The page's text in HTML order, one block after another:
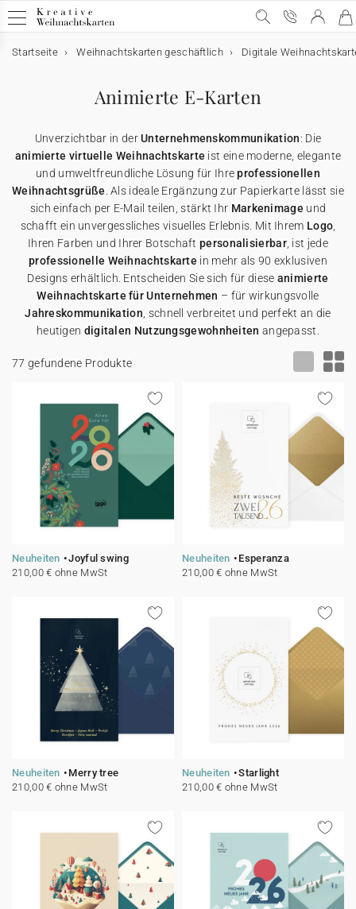
Geschäftliche Weihnachtskarten
Geschäftliche Weihnachtskarten
Alle geschäftlichen Weihnachtskarten
Lustige Weihnachtskarten
Weihnachtliche Karten
Originelle Weihnachtskarten
Karten mit Blumensamen
★ Gratis Musterkarten
★ Angebot anfragen
E-Karten
Weihnachtskarten-Video
Weihnachtskarten-Video Premium
Weihnachtskarten mit Schokolade
Alle Weihnachtskarten mit Schokolade
Schokoladentafel
Karte mit zwei Schokoladen
★ Gratis Musterkarten
★ Angebot anfragen
Werbeartikel für Unternehmen
Werbeartikel für Unternehmen
Alle Werbeartikel
Einwegkameras
Geschenkgutscheine
Danksagungskarten
Postkarten
Thekenaufsteller
Aufkleber
Startseite Weihnachtskarten geschäftlich Digitale
Animierte E-Karten
Unverzichtbar in derUnternehmenskommunikation: Die
animierte virtuelle Weihnachtskarte ist eine moderne, elegante
und umweltfreundliche Lösung für Ihreprofessionellen
Weihnachtsgrüße . Als ideale Ergänzung zur Papierkarte lässt sie
sich einfach per E-Mail teilen, stärkt Ihr Markenimage und
schafft ein unvergessliches visuelles Erlebnis. Mit Ihrem Logo
Ihren Farben und Ihrer Botschaftpersonalisierbar, ist jede
professionelle Weihnachtskarte in mehr als 90 exklusiven
Designs erhältlich. Entscheiden Sie sich für diese animierte
Weihnachtskarte für Unternehmen – für wirkungsvolle
Jahreskommunikation , schnell verbreitet und perfekt an die
heutigen digitalen Nutzungsgewohnheiten angepasst.
77 gefundene Produkte
Neuheiten
Joyful swing
210,00 € ohne MwSt
Neuheiten
Esperanza
210,00 € ohne MwSt
Neuheiten
Merry tree
210,00 € ohne MwSt
Neuheiten
Starlight
210,00 € ohne MwSt